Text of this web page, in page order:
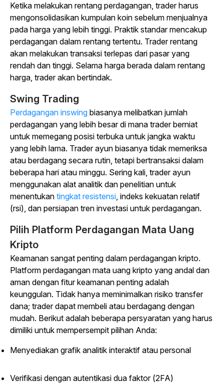
Ketika melakukan rentang perdagangan, trader harus
mengonsolidasikan kumpulan koin sebelum menjualnya
pada harga yang lebih tinggi. Praktik standar mencakup
perdagangan dalam rentang tertentu. Trader rentang
akan melakukan transaksi terlepas dari pasar yang
rendah dan tinggi. Selama harga berada dalam rentang
harga, trader akan bertindak.
Swing Trading
Perdagangan inswing biasanya melibatkan jumlah
perdagangan yang lebih besar di mana trader berniat
untuk memegang posisi terbuka untuk jangka waktu
yang lebih lama. Trader ayun biasanya tidak memeriksa
atau berdagang secara rutin, tetapi bertransaksi dalam
beberapa hari atau minggu. Sering kali, trader ayun
menggunakan alat analitik dan penelitian untuk
menentukan tingkat resistensi, indeks kekuatan relatif
(rsi), dan persiapan tren investasi untuk perdagangan.
Pilih Platform Perdagangan Mata Uang
Kripto
Keamanan sangat penting dalam perdagangan kripto.
Platform perdagangan mata uang kripto yang andal dan
aman dengan fitur keamanan penting adalah
keunggulan. Tidak hanya meminimalkan risiko transfer
dana; trader dapat membeli atau berdagang dengan
mudah. Berikut adalah beberapa persyaratan yang harus
dimiliki untuk mempersempit pilihan Anda:
Menyediakan grafik analitik interaktif atau personal
Verifikasi dengan autentikasi dua faktor (2FA)